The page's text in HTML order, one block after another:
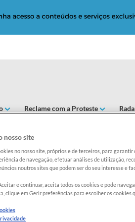
Reclame com a Proteste
nosso site
no nosso site, próprios e de terceiros, para
de navegação, efetuar análises de utilização,
noutros sites que podem ser do seu interesse e
e continuar, aceita todos os cookies e pode
clique em Gerir preferências para escolher os cookies